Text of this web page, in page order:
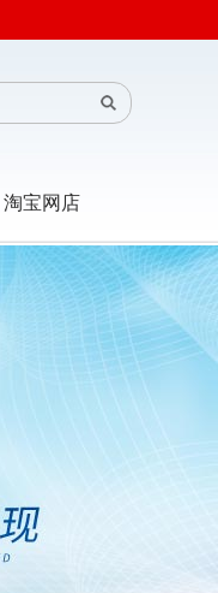
淘宝网店